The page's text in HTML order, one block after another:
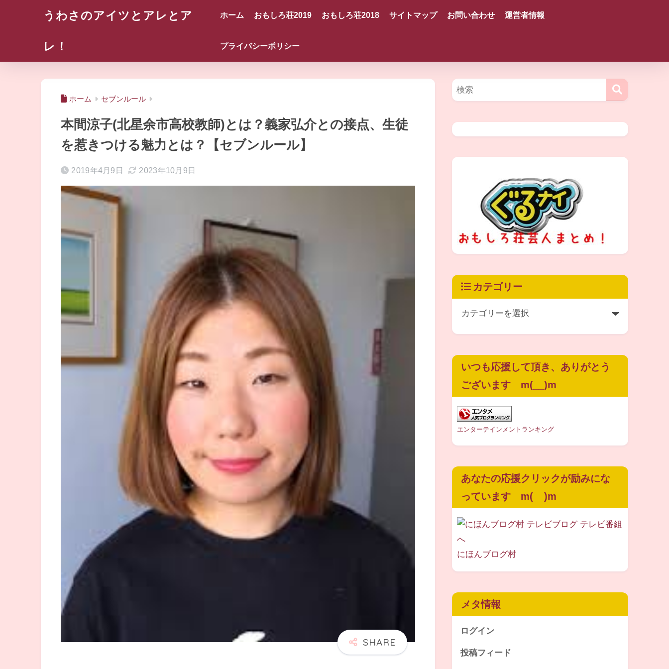
うわさのアイツとアレとア
レ！
ホーム おもしろ荘2019 おもしろ荘2018 サイトマップ お問い合わせ 運営者情報
プライバシーポリシー
ホーム セブンルール
本間涼子(北星余市高校教師)とは？義家弘介との接点、生徒
を惹きつける魅力とは？【セブンルール】
2019年4月9日 2023年10月9日
カテゴリー
いつも応援して頂き、ありがとう
ございます m(__)m
エンターテインメントランキング
あなたの応援クリックが励みにな
っています m(__)m
にほんブログ村
メタ情報
ログイン
投稿フィード